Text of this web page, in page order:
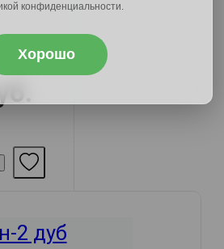
конфиденциальности.
Хорошо